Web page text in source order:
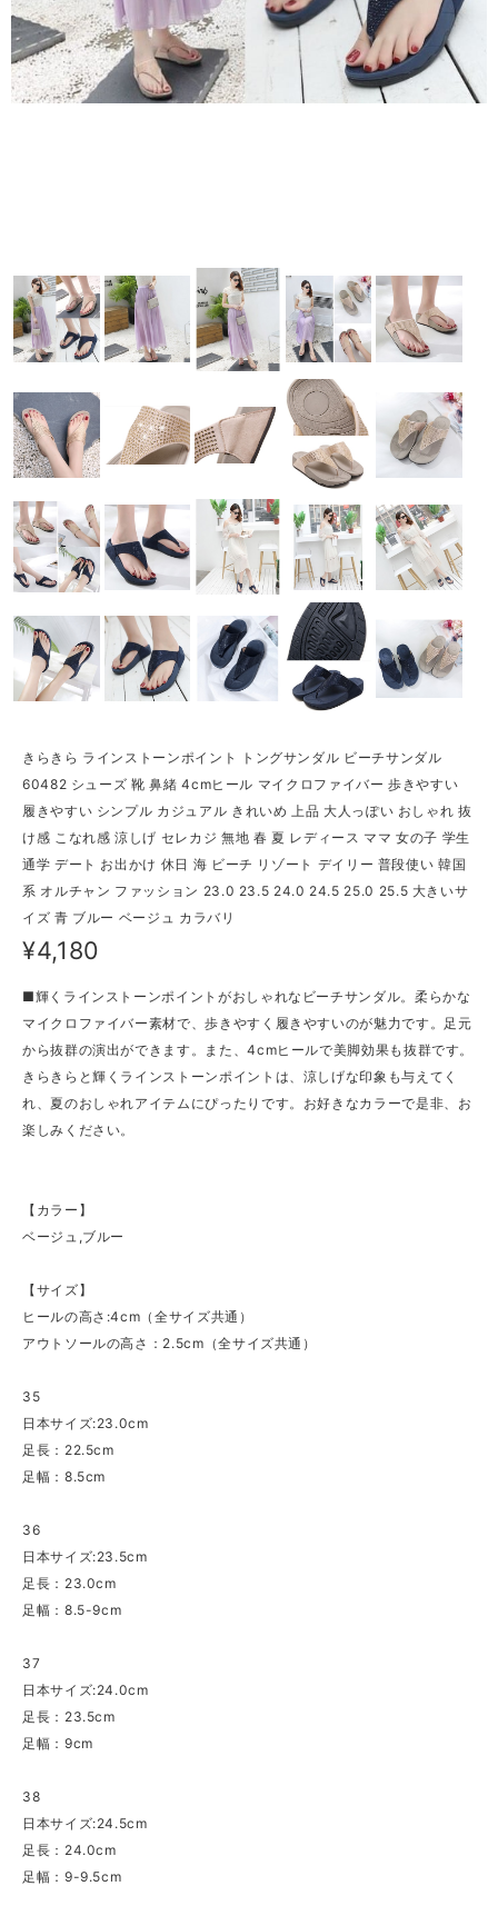
きらきら ラインストーンポイント トングサンダル ビーチサンダル
60482 シューズ 靴 鼻緒 4cmヒール マイクロファイバー 歩きやすい
履きやすい シンプル カジュアル きれいめ 上品 大人っぽい おしゃれ 抜
け感 こなれ感 涼しげ セレカジ 無地 春 夏 レディース ママ 女の子 学生
通学 デート お出かけ 休日 海 ビーチ リゾート デイリー 普段使い 韓国
系 オルチャン ファッション 23.0 23.5 24.0 24.5 25.0 25.5 大きいサ
イズ 青 ブルー ベージュ カラバリ
¥4,180
■輝くラインストーンポイントがおしゃれなビーチサンダル。柔らかな
マイクロファイバー素材で、歩きやすく履きやすいのが魅力です。足元
から抜群の演出ができます。また、4cmヒールで美脚効果も抜群です。
きらきらと輝くラインストーンポイントは、涼しげな印象も与えてく
れ、夏のおしゃれアイテムにぴったりです。お好きなカラーで是非、お
楽しみください。
【カラー】
ベージュ,ブルー
【サイズ】
ヒールの高さ:4cm（全サイズ共通）
アウトソールの高さ：2.5cm（全サイズ共通）
35
日本サイズ:23.0cm
足長：22.5cm
足幅：8.5cm
36
日本サイズ:23.5cm
足長：23.0cm
足幅：8.5-9cm
37
日本サイズ:24.0cm
足長：23.5cm
足幅：9cm
38
日本サイズ:24.5cm
足長：24.0cm
足幅：9-9.5cm